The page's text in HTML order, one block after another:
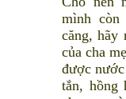
mình còn
căng, hãy
của cha
được
tắn, hồng